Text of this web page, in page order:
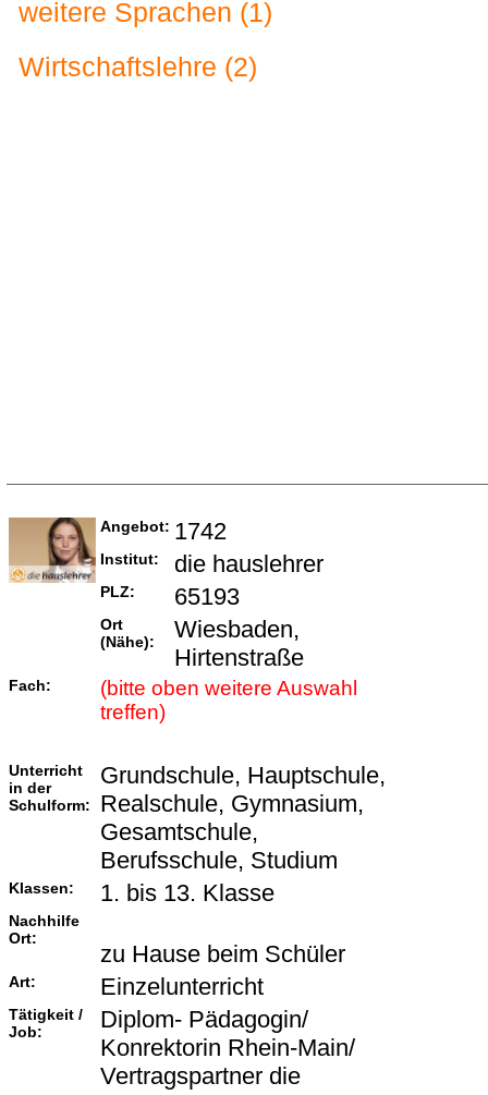
weitere Sprachen (1)
Wirtschaftslehre (2)
Angebot: 1742
Institut: die hauslehrer
PLZ: 65193
Ort
(Nähe):
Wiesbaden,
Hirtenstraße
Fach:
(bitte oben weitere Auswahl
treffen)
Unterricht
in der
Schulform:
Grundschule, Hauptschule,
Realschule, Gymnasium,
Gesamtschule,
Berufsschule, Studium
Klassen: 1. bis 13. Klasse
Nachhilfe
Ort:
zu Hause beim Schüler
Art: Einzelunterricht
Tätigkeit /
Job:
Diplom- Pädagogin/
Konrektorin Rhein-Main/
Vertragspartner die